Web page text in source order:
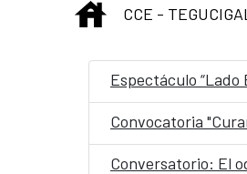
INICIO
CCE -
Espectáculo
Convocatoria
Conversatorio: El